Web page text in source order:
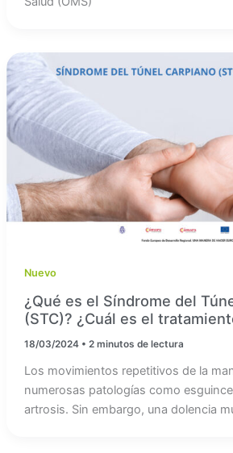
Nuevo
¿Qué es el Síndrome del
(STC)? ¿Cuál es el
18/03/2024 • 2 minutos de lectura
Los movimientos repetitivos de la
numerosas patologías como
artrosis. Sin embargo, una dolencia